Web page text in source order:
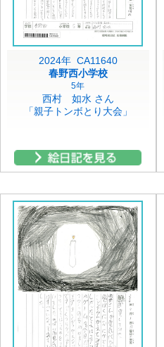
2024年 CA11640
春野西小学校
5年
西村 如水 さん
「親子トンボとり大会」